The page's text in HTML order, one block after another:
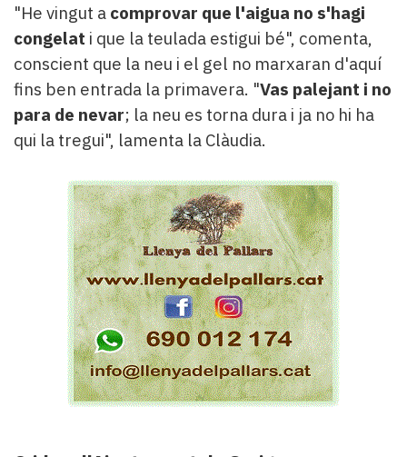
"He vingut a comprovar que l'aigua no s'hagi
congelat i que la teulada estigui bé", comenta,
conscient que la neu i el gel no marxaran d'aquí
fins ben entrada la primavera. "Vas palejant i no
para de nevar; la neu es torna dura i ja no hi ha
qui la tregui", lamenta la Clàudia.